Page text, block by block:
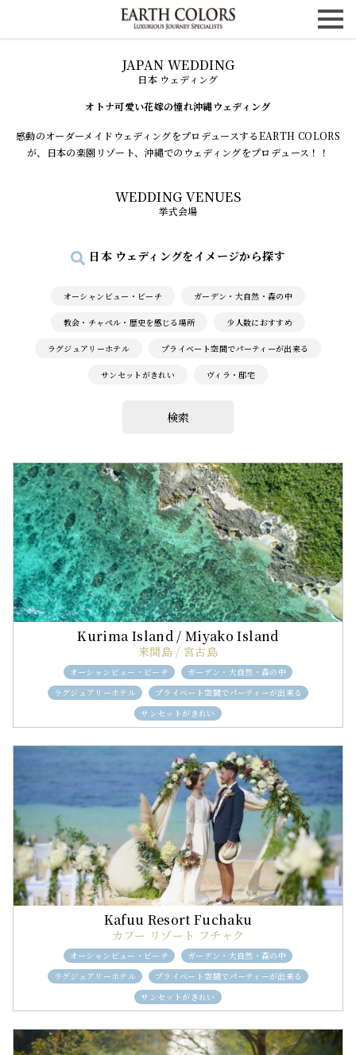
日本 ウェディング
オトナ可愛い花嫁の憧れ沖縄ウェディング
感動のオーダーメイドウェディングをプロデュースするEARTH COLORS
が、日本の楽園リゾート、沖縄でのウェディングをプロデュース！！
挙式会場
日本 ウェディングをイメージから探す
オーシャンビュー・ビーチ ガーデン・大自然・森の中
教会・チャペル・歴史を感じる場所 少人数におすすめ
ラグジュアリーホテル プライベート空間でパーティーが出来る
サンセットがきれい ヴィラ・邸宅
検索
来間島 / 宮古島
オーシャンビュー・ビーチ
ガーデン・大自然・森の中
ラグジュアリーホテル
プライベート空間でパーティーが出来る
サンセットがきれい
カフー リゾート フチャク
オーシャンビュー・ビーチ
ガーデン・大自然・森の中
ラグジュアリーホテル
プライベート空間でパーティーが出来る
サンセットがきれい